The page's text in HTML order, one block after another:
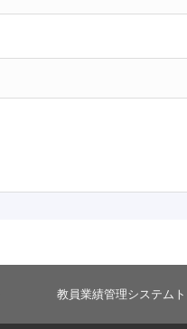
教員業績管理システム